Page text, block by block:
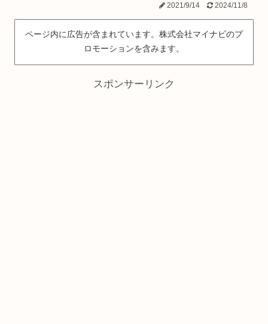
2021/9/14 2024/11/8
ページ内に広告が含まれています。株式会社マイナビのプ
ロモーションを含みます。
スポンサーリンク